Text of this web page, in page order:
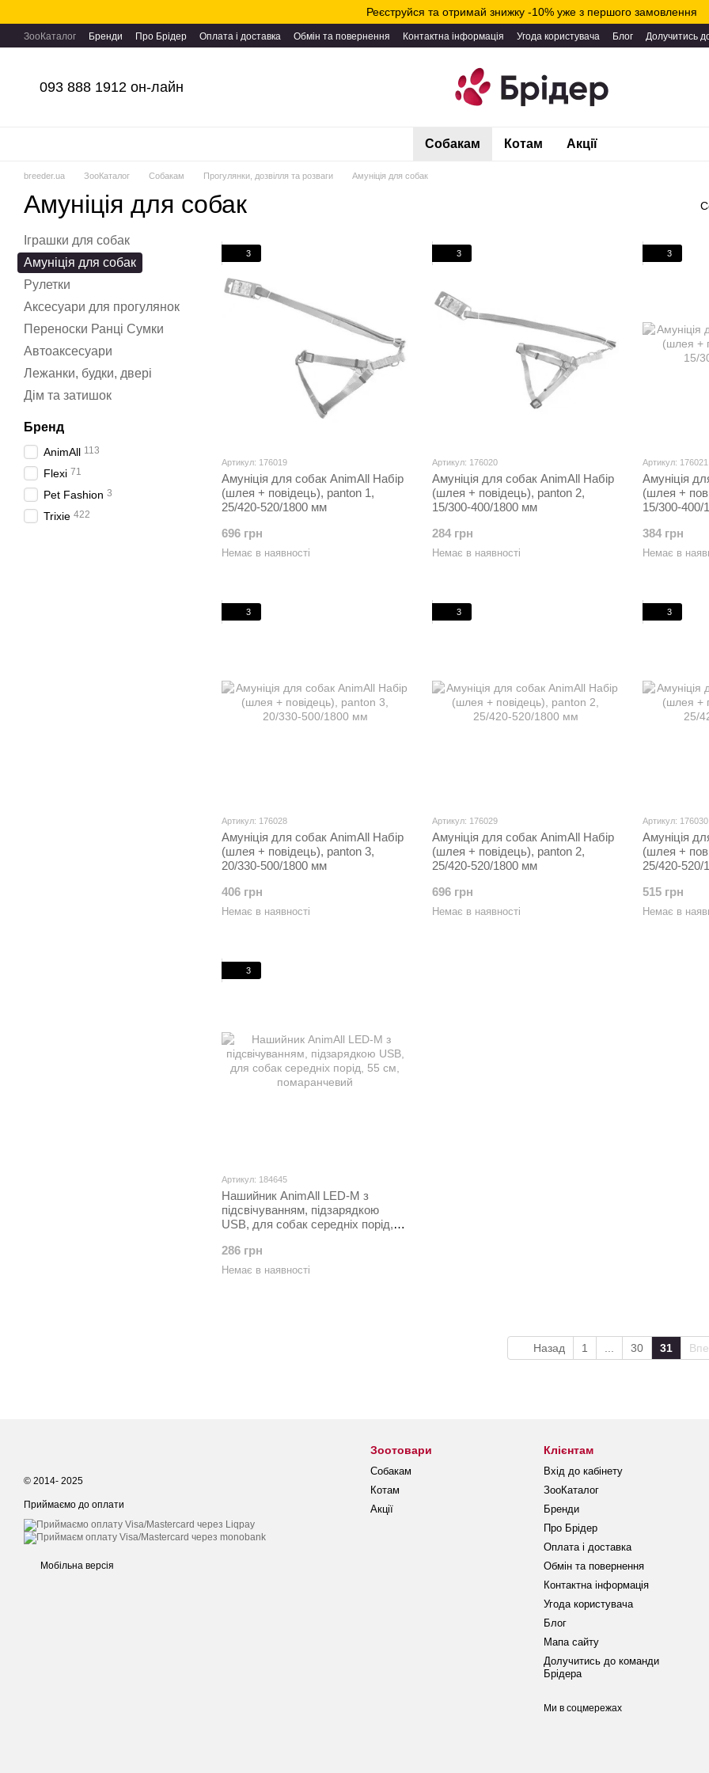
Реєструйся та отримай знижку -10% уже з першого замовлення
ЗооКаталог Бренди Про Брідер Оплата і доставка Обмін та повернення Контактна інформація Угода користувача Блог Долучитись
093 888 1912 он-лайн
Собакам Котам Акції
breeder.ua ЗооКаталог Собакам Прогулянки, дозвілля та розваги Амуніція для собак
Амуніція для собак
3
Артикул: 176019
Амуніція для собак AnimAll Набір
(шлея + повідець), panton 1,
25/420-520/1800 мм
696 грн
Немає в наявності
3
Артикул: 176020
Амуніція для собак AnimAll Набір
(шлея + повідець), panton 2,
15/300-400/1800 мм
284 грн
Немає в наявності
3
Артикул: 176021
Амуніція
(шлея +
15/300-400/
384 грн
Немає в
3
Артикул: 176028
Амуніція для собак AnimAll Набір
(шлея + повідець), panton 3,
20/330-500/1800 мм
406 грн
Немає в наявності
3
Артикул: 176029
Амуніція для собак AnimAll Набір
(шлея + повідець), panton 2,
25/420-520/1800 мм
696 грн
Немає в наявності
3
Артикул: 176030
Амуніція
(шлея +
25/420-520/
515 грн
Немає в
3
Артикул: 184645
Нашийник AnimAll LED-М з
підсвічуванням, підзарядкою
USB, для собак середніх порід,
286 грн
Немає в наявності
Назад 1 30 31
Іграшки для собак
Амуніція для собак
Рулетки
Аксесуари для прогулянок
Переноски Ранці Сумки
Автоаксесуари
Лежанки, будки, двері
Дім та затишок
Бренд
AnimAll 113
Flexi 71
Pet Fashion 3
Trixie 422
© 2014- 2025
Приймаємо до оплати
Мобільна версія
Зоотовари
Собакам
Котам
Акції
Клієнтам
Вхід до кабінету
ЗооКаталог
Бренди
Про Брідер
Оплата і доставка
Обмін та повернення
Контактна інформація
Угода користувача
Блог
Мапа сайту
Долучитись до команди
Брідера
Ми в соцмережах